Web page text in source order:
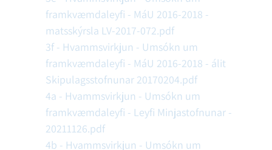
framkvæmdaleyfi - MáU 2016-2018 -
matsskýrsla LV-2017-072.pdf
3f - Hvammsvirkjun - Umsókn um
framkvæmdaleyfi - MáU 2016-2018 - álit
Skipulagsstofnunar 20170204.pdf
4a - Hvammsvirkjun - Umsókn um
framkvæmdaleyfi - Leyfi Minjastofnunar -
20211126.pdf
4b - Hvammsvirkjun - Umsókn um